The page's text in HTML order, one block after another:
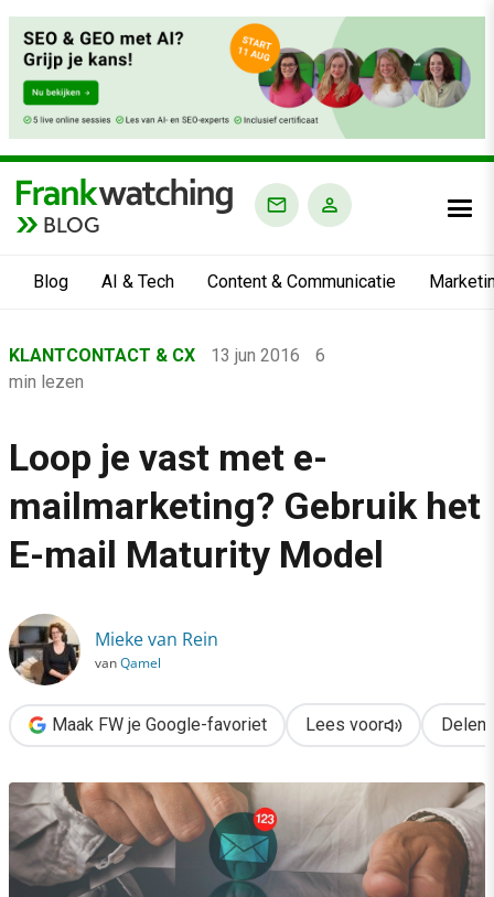
BLOG
Blog AI & Tech Content & Communicatie
›
Klantcontact & CX
›
Loop je vast met e-mailmarketing? Gebruik het E-mail Maturity
KLANTCONTACT & CX 13 jun 2016
6
min lezen
Loop je vast met e-
mailmarketing? Gebruik het
E-mail Maturity Model
Mieke van Rein
vanQamel
Maak FW je Google-favoriet Lees voor Delen